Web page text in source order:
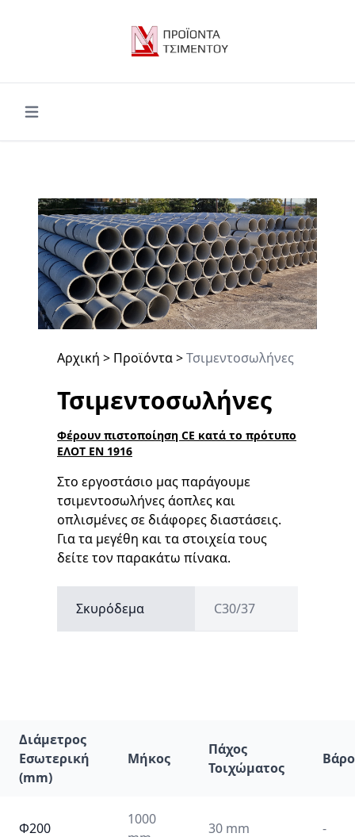
Open main menu
Αρχική > Προϊόντα>Τσιμεντοσωλήνες
Τσιμεντοσωλήνες
Φέρουν πιστοποίηση CE κατά το πρότυπο
ΕΛΟΤ EN 1916
Στο εργοστάσιο μας παράγουμε
τσιμεντοσωλήνες άοπλες και
οπλισμένες σε διάφορες διαστάσεις.
Για τα μεγέθη και τα στοιχεία τους
δείτε τον παρακάτω πίνακα.
Σκυρόδεμα C30/37
Διάμετρος
Εσωτερική
(mm)
Μήκος
Πάχος
Τοιχώματος
Φ200
1000
30 mm -